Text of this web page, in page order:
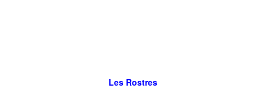
Les Rostres